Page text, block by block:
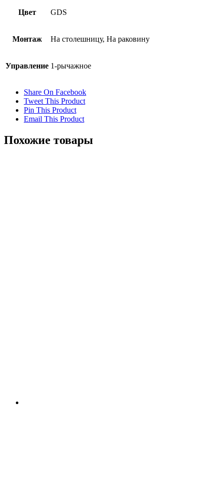
Цвет GDS
Монтаж На столешницу, На раковину
Управление 1-рычажное
Share On Facebook
Tweet This Product
Pin This Product
Email This Product
Похожие товары